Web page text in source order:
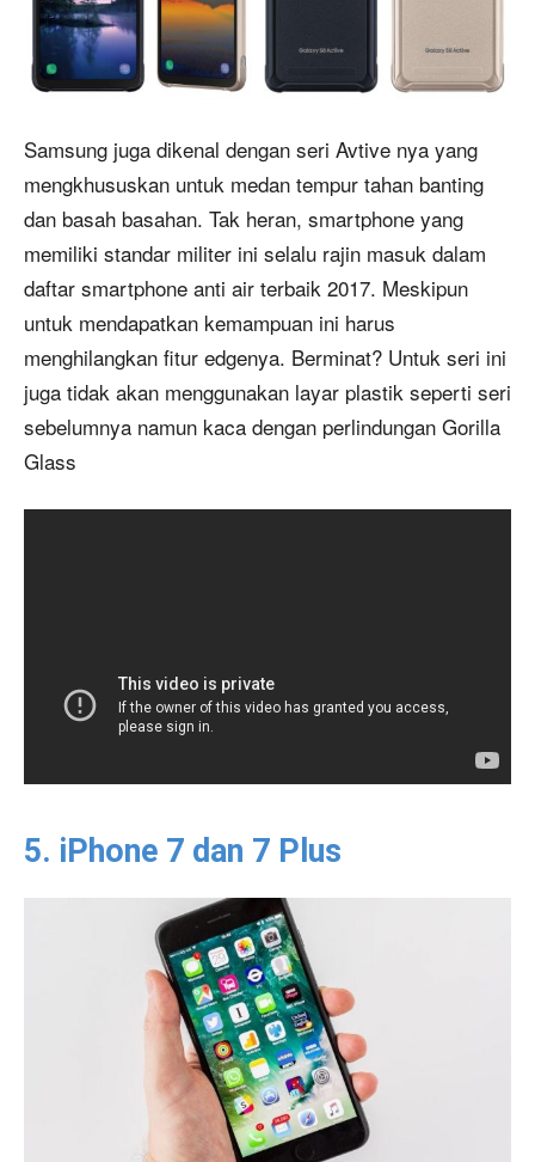
Samsung juga dikenal dengan seri Avtive nya yang
mengkhususkan untuk medan tempur tahan banting
dan basah basahan. Tak heran, smartphone yang
memiliki standar militer ini selalu rajin masuk dalam
daftar smartphone anti air terbaik 2017. Meskipun
untuk mendapatkan kemampuan ini harus
menghilangkan fitur edgenya. Berminat? Untuk seri ini
juga tidak akan menggunakan layar plastik seperti seri
sebelumnya namun kaca dengan perlindungan Gorilla
Glass
5. iPhone 7 dan 7 Plus